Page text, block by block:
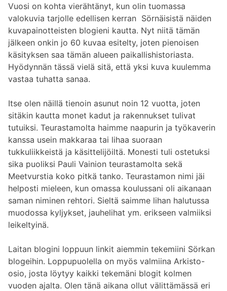
Vuosi on kohta vierähtänyt, kun olin tuomassa
valokuvia tarjolle edellisen kerran Sörnäisistä näiden
kuvapainotteisten blogieni kautta. Nyt niitä tämän
jälkeen onkin jo 60 kuvaa esitelty, joten pienoisen
käsityksen saa tämän alueen paikallishistoriasta.
Hyödynnän tässä vielä sitä, että yksi kuva kuulemma
vastaa tuhatta sanaa.
Itse olen näillä tienoin asunut noin 12 vuotta, joten
sitäkin kautta monet kadut ja rakennukset tulivat
tutuiksi. Teurastamolta haimme naapurin ja työkaverin
kanssa usein makkaraa tai lihaa suoraan
tukkuliikkeistä ja käsittelijöiltä. Monesti tuli ostetuksi
sika puoliksi Pauli Vainion teurastamolta sekä
Meetvurstia koko pitkä tanko. Teurastamon nimi jäi
helposti mieleen, kun omassa koulussani oli aikanaan
saman niminen rehtori. Sieltä saimme lihan halutussa
muodossa kyljykset, jauhelihat ym. erikseen valmiiksi
leikeltyinä.
Laitan blogini loppuun linkit aiemmin tekemiini Sörkan
blogeihin. Loppupuolella on myös valmiina Arkisto-
osio, josta löytyy kaikki tekemäni blogit kolmen
vuoden ajalta. Olen tänä aikana ollut välittämässä eri